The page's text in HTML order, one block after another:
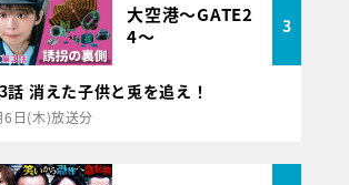
大空港～GATE2
4～
3
話 消えた子供と兎を追え！
6日(木)放送分